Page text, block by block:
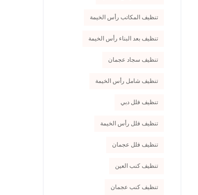
تنظيف المكاتب رأس الخيمة
تنظيف بعد البناء رأس الخيمة
تنظيف سجاد عجمان
تنظيف شامل رأس الخيمة
تنظيف فلل دبي
تنظيف فلل رأس الخيمة
تنظيف فلل عجمان
تنظيف كنب العين
تنظيف كنب عجمان